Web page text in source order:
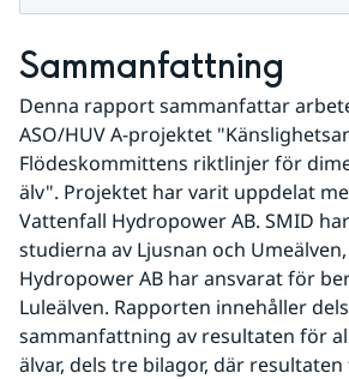
Sammanfattning
Denna rapport sammanfattar
ASO/HUV A-projektet
Flödeskommittens riktlinjer för
älv". Projektet har varit uppdelat
Vattenfall Hydropower AB. SMID
studierna av Ljusnan och
Hydropower AB har ansvarat för
Luleälven. Rapporten innehåller
sammanfattning av resultaten för
älvar, dels tre bilagor, där